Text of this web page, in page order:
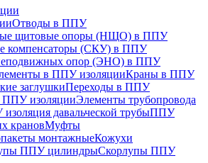
Отводы в ППУ
щитовые опоры (НЩО) в ППУ
компенсаторы (СКУ) в ППУ
опор (ЭНО) в ППУ
в ППУ изоляцииКраны в ППУ
заглушкиПереходы в ППУ
ППУ изоляцииЭлементы трубопровода
давальческой трубыППУ
крановМуфты
монтажныеКожухи
ППУ цилиндрыСкорлупы ППУ